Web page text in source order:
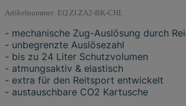
Artikelnummer: EQ.ZI.ZA2-BK-CHL
- mechanische Zug-Auslösung durch
- unbegrenzte Auslösezahl
- bis zu 24 Liter Schutzvolumen
- atmungsaktiv & elastisch
- extra für den Reitsport entwickelt
- austauschbare CO2 Kartusche